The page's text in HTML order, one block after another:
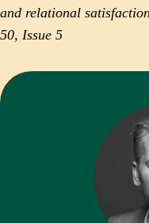
and relational
50, Issue 5